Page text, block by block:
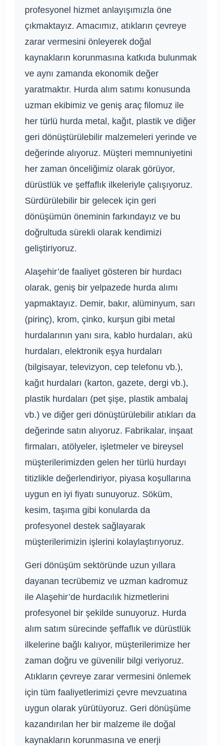
profesyonel hizmet anlayışımızla öne
çıkmaktayız. Amacımız, atıkların çevreye
zarar vermesini önleyerek doğal
kaynakların korunmasına katkıda bulunmak
ve aynı zamanda ekonomik değer
yaratmaktır. Hurda alım satımı konusunda
uzman ekibimiz ve geniş araç filomuz ile
her türlü hurda metal, kağıt, plastik ve diğer
geri dönüştürülebilir malzemeleri yerinde ve
değerinde alıyoruz. Müşteri memnuniyetini
her zaman önceliğimiz olarak görüyor,
dürüstlük ve şeffaflık ilkeleriyle çalışıyoruz.
Sürdürülebilir bir gelecek için geri
dönüşümün öneminin farkındayız ve bu
doğrultuda sürekli olarak kendimizi
geliştiriyoruz.
Alaşehir’de faaliyet gösteren bir hurdacı
olarak, geniş bir yelpazede hurda alımı
yapmaktayız. Demir, bakır, alüminyum, sarı
(pirinç), krom, çinko, kurşun gibi metal
hurdalarının yanı sıra, kablo hurdaları, akü
hurdaları, elektronik eşya hurdaları
(bilgisayar, televizyon, cep telefonu vb.),
kağıt hurdaları (karton, gazete, dergi vb.),
plastik hurdaları (pet şişe, plastik ambalaj
vb.) ve diğer geri dönüştürülebilir atıkları da
değerinde satın alıyoruz. Fabrikalar, inşaat
firmaları, atölyeler, işletmeler ve bireysel
müşterilerimizden gelen her türlü hurdayı
titizlikle değerlendiriyor, piyasa koşullarına
uygun en iyi fiyatı sunuyoruz. Söküm,
kesim, taşıma gibi konularda da
profesyonel destek sağlayarak
müşterilerimizin işlerini kolaylaştırıyoruz.
Geri dönüşüm sektöründe uzun yıllara
dayanan tecrübemiz ve uzman kadromuz
ile Alaşehir’de hurdacılık hizmetlerini
profesyonel bir şekilde sunuyoruz. Hurda
alım satım sürecinde şeffaflık ve dürüstlük
ilkelerine bağlı kalıyor, müşterilerimize her
zaman doğru ve güvenilir bilgi veriyoruz.
Atıkların çevreye zarar vermesini önlemek
için tüm faaliyetlerimizi çevre mevzuatına
uygun olarak yürütüyoruz. Geri dönüşüme
kazandırılan her bir malzeme ile doğal
kaynakların korunmasına ve enerji